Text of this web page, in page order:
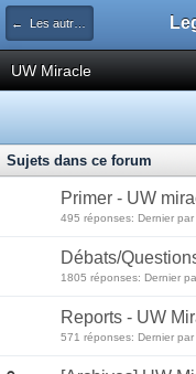
← Les autres decks du Legacy
UW Miracle
Sujets dans ce forum
Primer - UW
495 réponses: Dernier
Débats/
1805 réponses: Dernier
Reports - UW
571 réponses: Dernier